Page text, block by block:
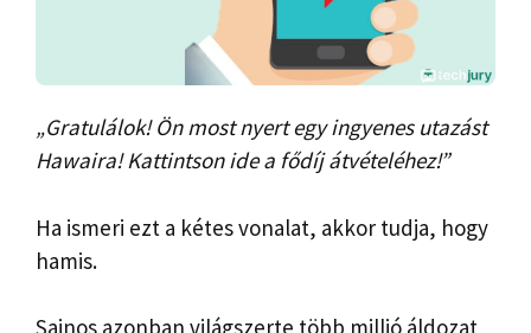
„Gratulálok! Ön most nyert egy ingyenes utazást
Hawaira! Kattintson ide a fődíj átvételéhez!”
Ha ismeri ezt a kétes vonalat, akkor tudja, hogy
hamis.
Sajnos azonban világszerte több millió áldozat